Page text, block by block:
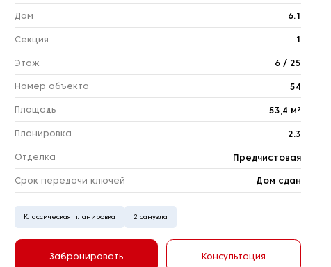
Дом 6.1
Секция 1
Этаж 6 / 25
Номер объекта 54
Площадь 53,4 м²
Планировка 2.3
Отделка Предчистовая
Срок передачи ключей Дом сдан
Классическая планировка 2 санузла
Забронировать Консультация